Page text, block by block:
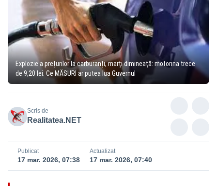
Explozie a prețurilor la carburanți, marți dimineață: motorina trece
de 9,20 lei. Ce MĂSURI ar putea lua Guvernul
Scris de
Realitatea.NET
Publicat
17 mar. 2026, 07:38
Actualizat
17 mar. 2026, 07:40